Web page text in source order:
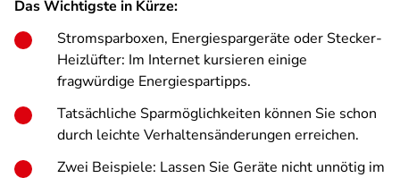
Das Wichtigste in Kürze:
Stromsparboxen, Energiespargeräte oder Stecker-
Heizlüfter: Im Internet kursieren einige
fragwürdige Energiespartipps.
Tatsächliche Sparmöglichkeiten können Sie schon
durch leichte Verhaltensänderungen erreichen.
Zwei Beispiele: Lassen Sie Geräte nicht unnötig im